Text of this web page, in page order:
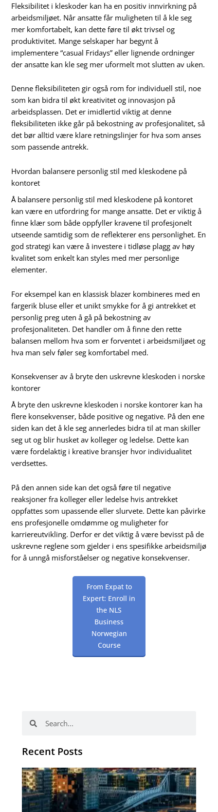
Fleksibilitet i kleskoder kan ha en positiv innvirkning på
arbeidsmiljøet. Når ansatte får muligheten til å kle seg
mer komfortabelt, kan dette føre til økt trivsel og
produktivitet. Mange selskaper har begynt å
implementere “casual Fridays” eller lignende ordninger
der ansatte kan kle seg mer uformelt mot slutten av uken.
Denne fleksibiliteten gir også rom for individuell stil, noe
som kan bidra til økt kreativitet og innovasjon på
arbeidsplassen. Det er imidlertid viktig at denne
fleksibiliteten ikke går på bekostning av profesjonalitet, så
det bør alltid være klare retningslinjer for hva som anses
som passende antrekk.
Hvordan balansere personlig stil med kleskodene på
kontoret
Å balansere personlig stil med kleskodene på kontoret
kan være en utfordring for mange ansatte. Det er viktig å
finne klær som både oppfyller kravene til profesjonelt
utseende samtidig som de reflekterer ens personlighet. En
god strategi kan være å investere i tidløse plagg av høy
kvalitet som enkelt kan styles med mer personlige
elementer.
For eksempel kan en klassisk blazer kombineres med en
fargerik bluse eller et unikt smykke for å gi antrekket et
personlig preg uten å gå på bekostning av
profesjonaliteten. Det handler om å finne den rette
balansen mellom hva som er forventet i arbeidsmiljøet og
hva man selv føler seg komfortabel med.
Konsekvenser av å bryte den uskrevne kleskoden i norske
kontorer
Å bryte den uskrevne kleskoden i norske kontorer kan ha
flere konsekvenser, både positive og negative. På den ene
siden kan det å kle seg annerledes bidra til at man skiller
seg ut og blir husket av kolleger og ledelse. Dette kan
være fordelaktig i kreative bransjer hvor individualitet
verdsettes.
På den annen side kan det også føre til negative
reaksjoner fra kolleger eller ledelse hvis antrekket
oppfattes som upassende eller slurvete. Dette kan påvirke
ens profesjonelle omdømme og muligheter for
karriereutvikling. Derfor er det viktig å være bevisst på de
uskrevne reglene som gjelder i ens spesifikke arbeidsmiljø
for å unngå misforståelser og negative konsekvenser.
From Expat to
Expert: Enroll in
the NLS
Business
Norwegian
Course
Recent Posts